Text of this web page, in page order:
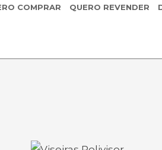
COMPRAR QUERO REVENDER